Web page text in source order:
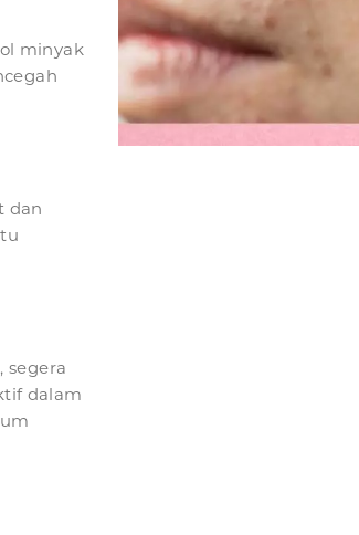
minyak
dan
dalam